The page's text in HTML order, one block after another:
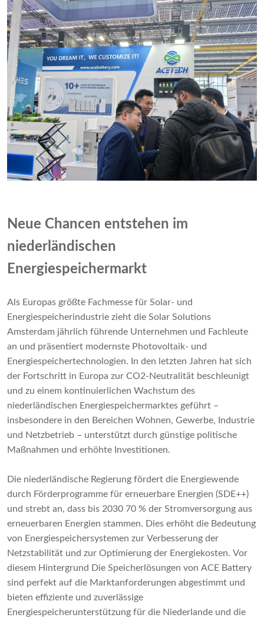
Neue Chancen entstehen im
niederländischen
Energiespeichermarkt
Als Europas größte Fachmesse für Solar- und
Energiespeicherindustrie zieht die Solar Solutions
Amsterdam jährlich führende Unternehmen und Fachleute
an und präsentiert modernste Photovoltaik- und
Energiespeichertechnologien. In den letzten Jahren hat sich
der Fortschritt in Europa zur CO2-Neutralität beschleunigt
und zu einem kontinuierlichen Wachstum des
niederländischen Energiespeichermarktes geführt –
insbesondere in den Bereichen Wohnen, Gewerbe, Industrie
und Netzbetrieb – unterstützt durch günstige politische
Maßnahmen und erhöhte Investitionen.
Die niederländische Regierung fördert die Energiewende
durch Förderprogramme für erneuerbare Energien (SDE++)
und strebt an, dass bis 2030 70 % der Stromversorgung aus
erneuerbaren Energien stammen. Dies erhöht die Bedeutung
von Energiespeichersystemen zur Verbesserung der
Netzstabilität und zur Optimierung der Energiekosten. Vor
diesem Hintergrund Die Speicherlösungen von ACE Battery
sind perfekt auf die Marktanforderungen abgestimmt und
bieten effiziente und zuverlässige
Energiespeicherunterstützung für die Niederlande und die